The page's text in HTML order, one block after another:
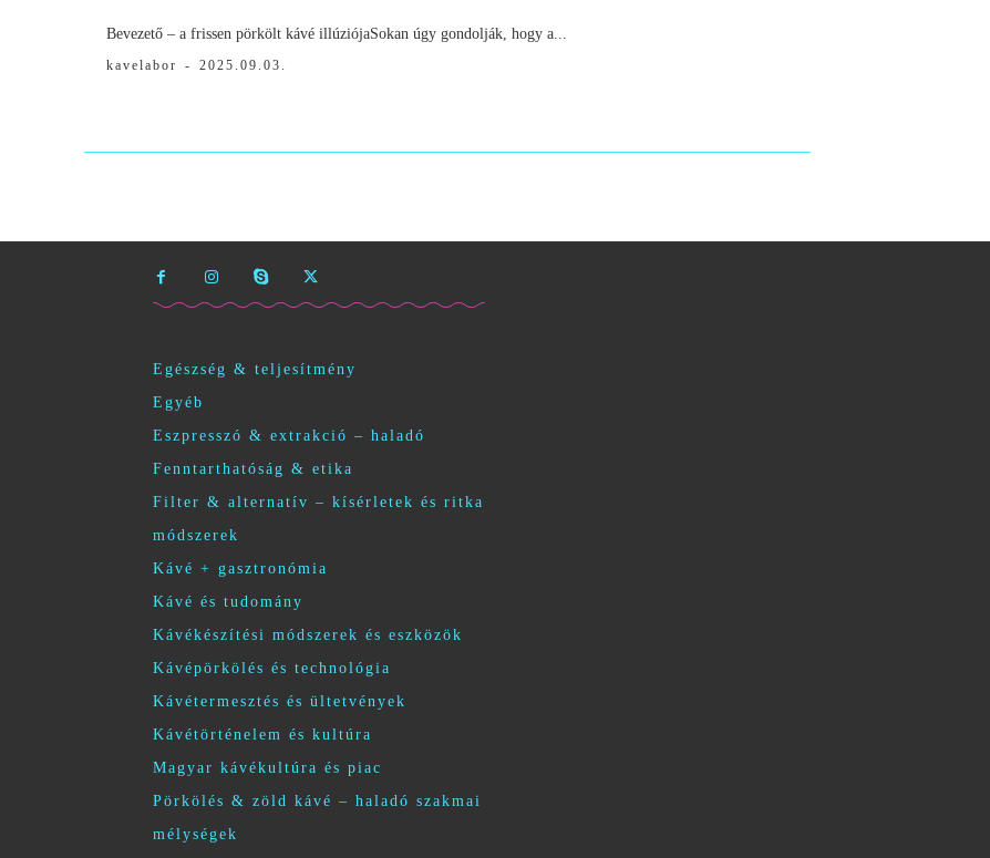
Bevezető – a frissen pörkölt kávé illúziójaSokan úgy gondolják, hogy a...
kavelabor - 2025.09.03.
Egészség & teljesítmény
Egyéb
Eszpresszó & extrakció – haladó
Fenntarthatóság & etika
Filter & alternatív – kísérletek és ritka
módszerek
Kávé + gasztronómia
Kávé és tudomány
Kávékészítési módszerek és eszközök
Kávépörkölés és technológia
Kávétermesztés és ültetvények
Kávétörténelem és kultúra
Magyar kávékultúra és piac
Pörkölés & zöld kávé – haladó szakmai
mélységek